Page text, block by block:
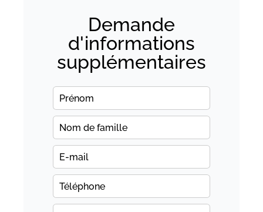
Demande
d'informations
supplémentaires